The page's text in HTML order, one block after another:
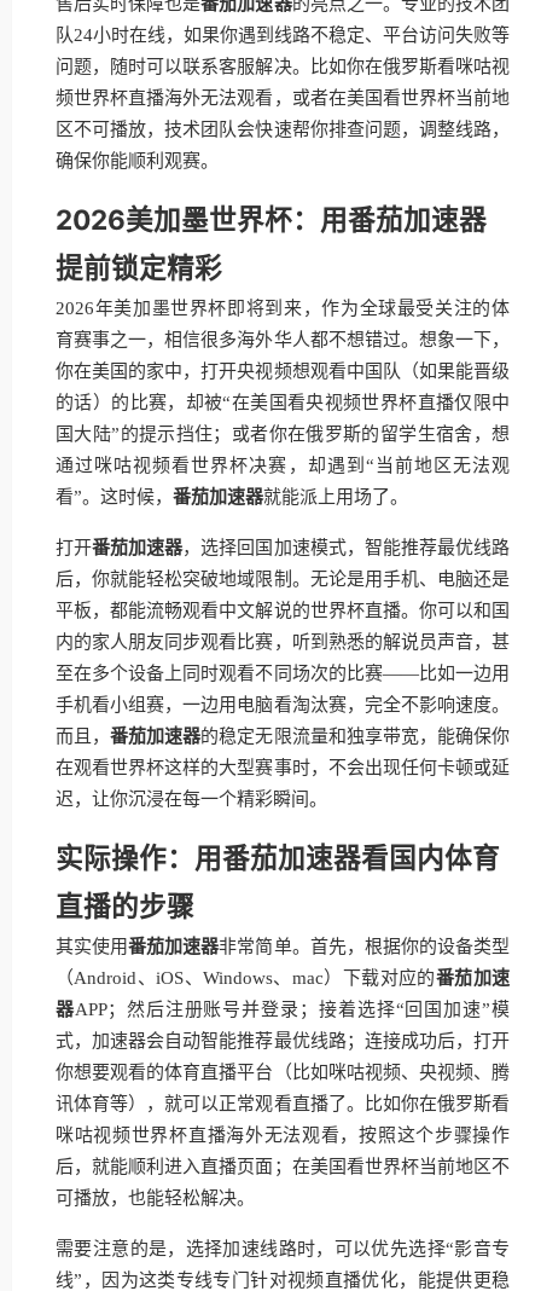
队24小时在线，如果你遇到线路不稳定、平台访问失败等
问题，随时可以联系客服解决。比如你在俄罗斯看咪咕视
频世界杯直播海外无法观看，或者在美国看世界杯当前地
区不可播放，技术团队会快速帮你排查问题，调整线路，
确保你能顺利观赛。
2026美加墨世界杯：用番茄加速器
提前锁定精彩
2026年美加墨世界杯即将到来，作为全球最受关注的体
育赛事之一，相信很多海外华人都不想错过。想象一下，
你在美国的家中，打开央视频想观看中国队（如果能晋级
的话）的比赛，却被“在美国看央视频世界杯直播仅限中
国大陆”的提示挡住；或者你在俄罗斯的留学生宿舍，想
通过咪咕视频看世界杯决赛，却遇到“当前地区无法观
看”。这时候， 番茄加速器就能派上用场了。
打开番茄加速器，选择回国加速模式，智能推荐最优线路
后，你就能轻松突破地域限制。无论是用手机、电脑还是
平板，都能流畅观看中文解说的世界杯直播。你可以和国
内的家人朋友同步观看比赛，听到熟悉的解说员声音，甚
至在多个设备上同时观看不同场次的比赛——比如一边用
手机看小组赛，一边用电脑看淘汰赛，完全不影响速度。
而且，番茄加速器的稳定无限流量和独享带宽，能确保你
在观看世界杯这样的大型赛事时，不会出现任何卡顿或延
迟，让你沉浸在每一个精彩瞬间。
实际操作：用番茄加速器看国内体育
直播的步骤
其实使用番茄加速器非常简单。首先，根据你的设备类型
（Android、iOS、Windows、mac）下载对应的番茄加速
器APP；然后注册账号并登录；接着选择“回国加速”模
式，加速器会自动智能推荐最优线路；连接成功后，打开
你想要观看的体育直播平台（比如咪咕视频、央视频、腾
讯体育等），就可以正常观看直播了。比如你在俄罗斯看
咪咕视频世界杯直播海外无法观看，按照这个步骤操作
后，就能顺利进入直播页面；在美国看世界杯当前地区不
可播放，也能轻松解决。
需要注意的是，选择加速线路时，可以优先选择“影音专
线”，因为这类专线专门针对视频直播优化，能提供更稳